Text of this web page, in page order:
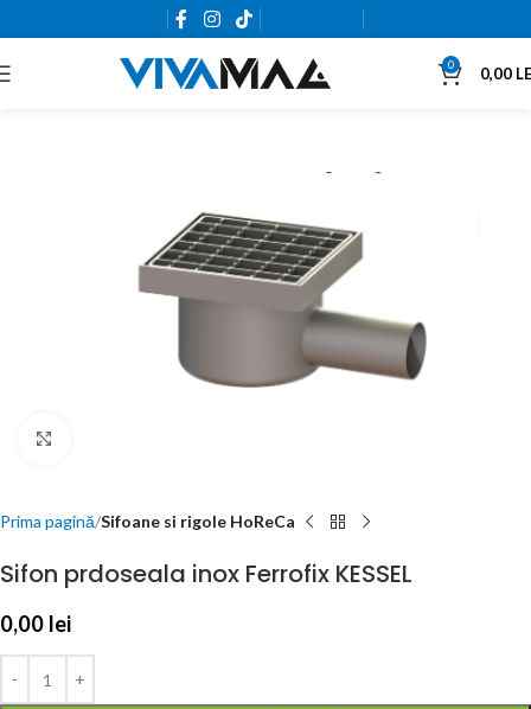
0 0,00
Prima pagină Sifoane si rigole HoReCa
Sifon prdoseala inox Ferrofix KESSEL
0,00 lei